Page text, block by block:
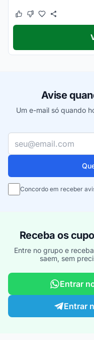
Este cupom funcionou
Este cupom não
Avise
Um e-mail só quando
Concordo em receber
Receba os
Entre no grupo e
saem, sem
Entrar
Entrar